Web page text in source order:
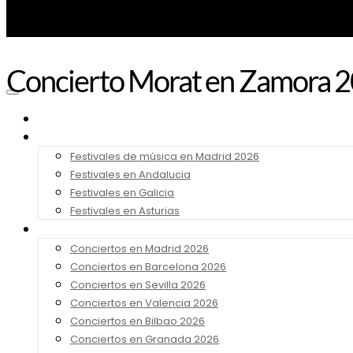
Festivales de música en Madrid 2026
Festivales en Andalucia
Festivales en Galicia
Festivales en Asturias
Conciertos en Madrid 2026
Conciertos en Barcelona 2026
Conciertos en Sevilla 2026
Conciertos en Valencia 2026
Conciertos en Bilbao 2026
Conciertos en Granada 2026
Concierto Morat en Zamora